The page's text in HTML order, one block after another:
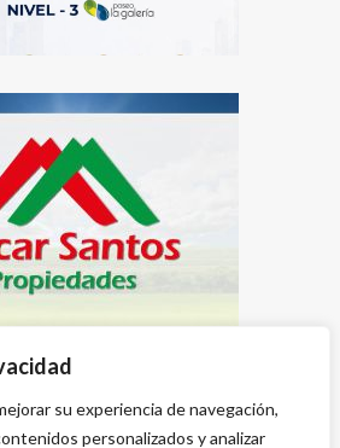
su experiencia de navegación,
personalizados y analizar